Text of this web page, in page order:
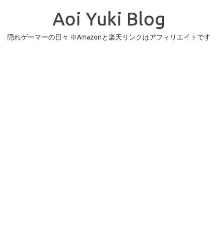
Aoi Yuki Blog
隠れゲーマーの日々 ※Amazonと楽天リンクはアフィリエイトです